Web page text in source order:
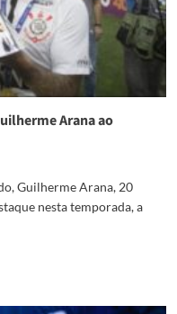
Arana ao
Guilherme Arana, 20
nesta temporada, a